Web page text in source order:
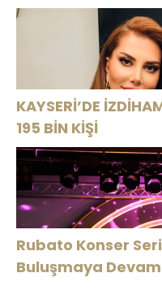
KAYSERİ’DE
195 BİN KİŞİ
Rubato Konser
Buluşmaya